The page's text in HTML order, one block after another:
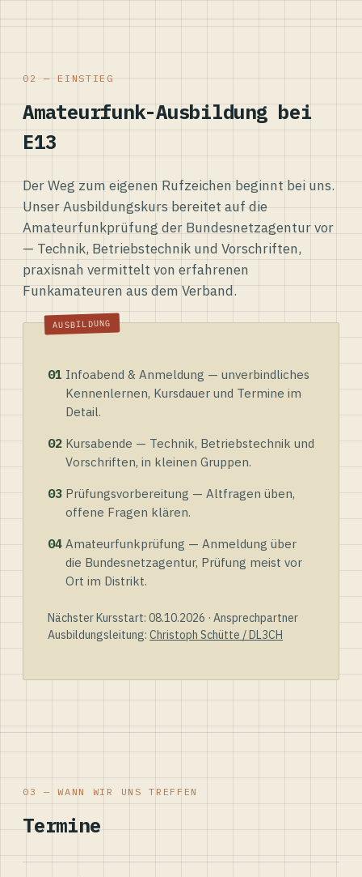
02 — EINSTIEG
Amateurfunk-Ausbildung bei
E13
Der Weg zum eigenen Rufzeichen beginnt bei uns.
Unser Ausbildungskurs bereitet auf die
Amateurfunkprüfung der Bundesnetzagentur vor
— Technik, Betriebstechnik und Vorschriften,
praxisnah vermittelt von erfahrenen
Funkamateuren aus dem Verband.
01 Infoabend & Anmeldung — unverbindliches
Kennenlernen, Kursdauer und Termine im
Detail.
02 Kursabende — Technik, Betriebstechnik und
Vorschriften, in kleinen Gruppen.
03 Prüfungsvorbereitung — Altfragen üben,
offene Fragen klären.
04 Amateurfunkprüfung — Anmeldung über
die Bundesnetzagentur, Prüfung meist vor
Ort im Distrikt.
Nächster Kursstart: 08.10.2026 · Ansprechpartner
Ausbildungsleitung: Christoph Schütte / DL3CH
03 — WANN WIR UNS TREFFEN
Termine